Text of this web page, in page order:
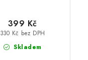
Skladem
330 Kč bez DPH
399 Kč